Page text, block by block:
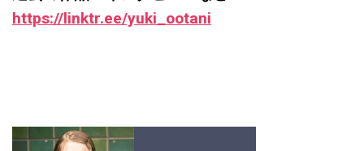
https://linktr.ee/yuki_ootani